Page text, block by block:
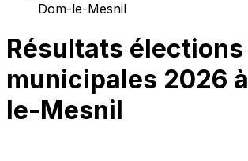
Dom-le-Mesnil
Résultats élections
municipales 2026 à
le-Mesnil